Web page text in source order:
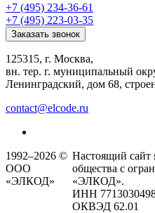
+7 (495) 234-36-61
+7 (495) 223-03-35
Заказать звонок
125315, г. Москва,
вн. тер. г. муниципальный
Ленинградский, дом 68,
contact@elcode.ru
1992–2026 ©
ООО
«ЭЛКОД»
Настоящий сайт
общества с
«ЭЛКОД».
ИНН
ОКВЭД 62.01